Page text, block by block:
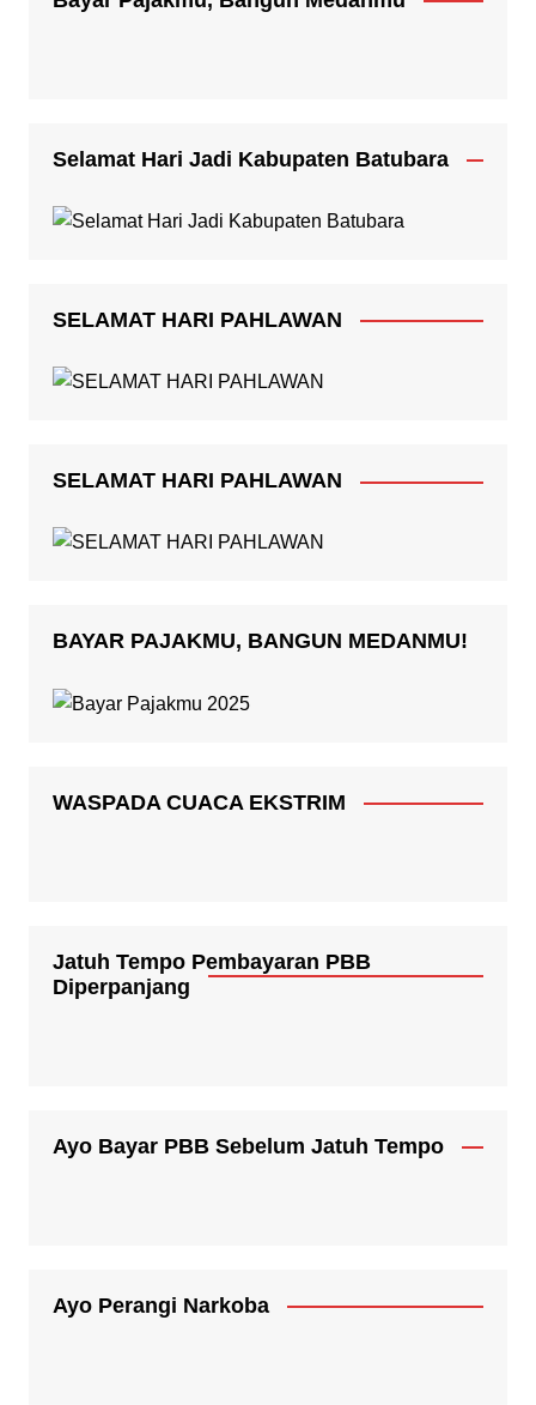
Selamat Hari Jadi Kabupaten Batubara
SELAMAT HARI PAHLAWAN
SELAMAT HARI PAHLAWAN
BAYAR PAJAKMU, BANGUN MEDANMU!
WASPADA CUACA EKSTRIM
Jatuh Tempo Pembayaran PBB
Diperpanjang
Ayo Bayar PBB Sebelum Jatuh Tempo
Ayo Perangi Narkoba